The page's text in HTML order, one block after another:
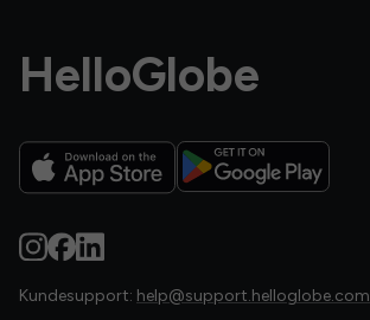
HelloGlobe
Kundesupport: help@support.helloglobe.com